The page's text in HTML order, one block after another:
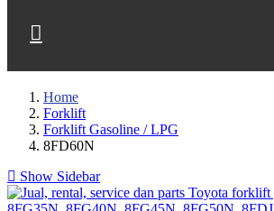
Home
Forklift
Forklift Gasoline / LPG
8FD60N
Show Sidebar